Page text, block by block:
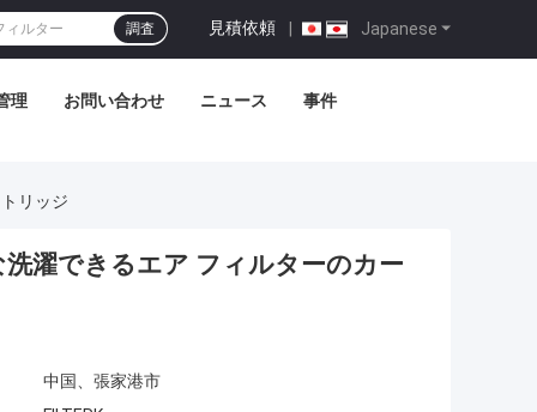
Japanese
見積依頼 |
調査
理 お問い合わせ ニュース 事件
リッジ
濯できるエア フィルターのカー
中国、張家港市